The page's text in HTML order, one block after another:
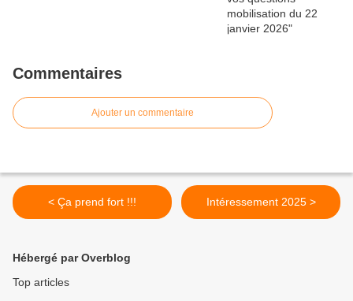
Commentaires
Ajouter un commentaire
< Ça prend fort !!! Intéressement 2025 >
Hébergé par Overblog
Top articles